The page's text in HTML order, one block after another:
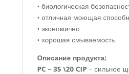
• биологическая
• отличная моющая
• экономично
• хорошая смываемость
Описание продукта:
PC – 35 \20 CIP – сильное